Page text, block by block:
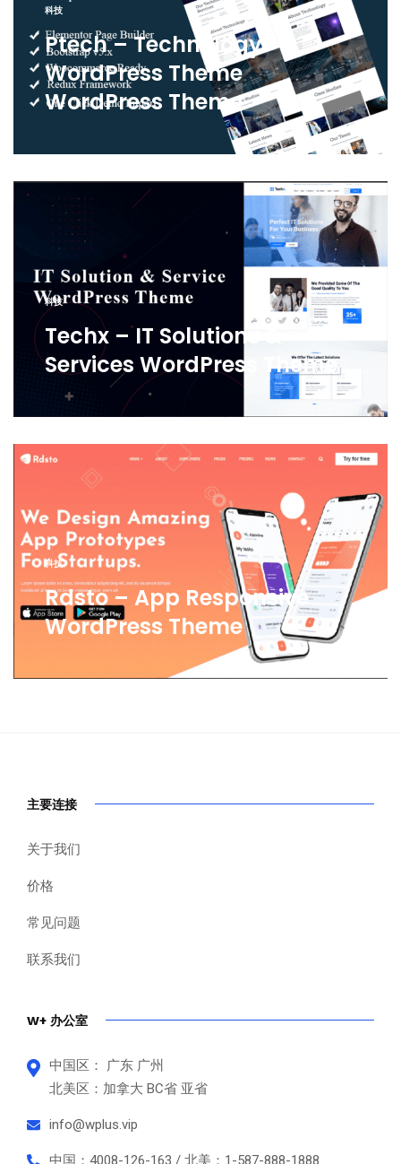
科技
Ptech – Technology
WordPress Theme
WordPress Theme
科技
Techx – IT Solutions &
Services WordPress Theme
科技
Rdsto – App Responsive
WordPress Theme
主要连接
关于我们
价格
常见问题
联系我们
W+ 办公室
中国区： 广东 广州
北美区：加拿大 BC省 亚省
info@wplus.vip
中国：4008-126-163 / 北美：1-587-888-1888